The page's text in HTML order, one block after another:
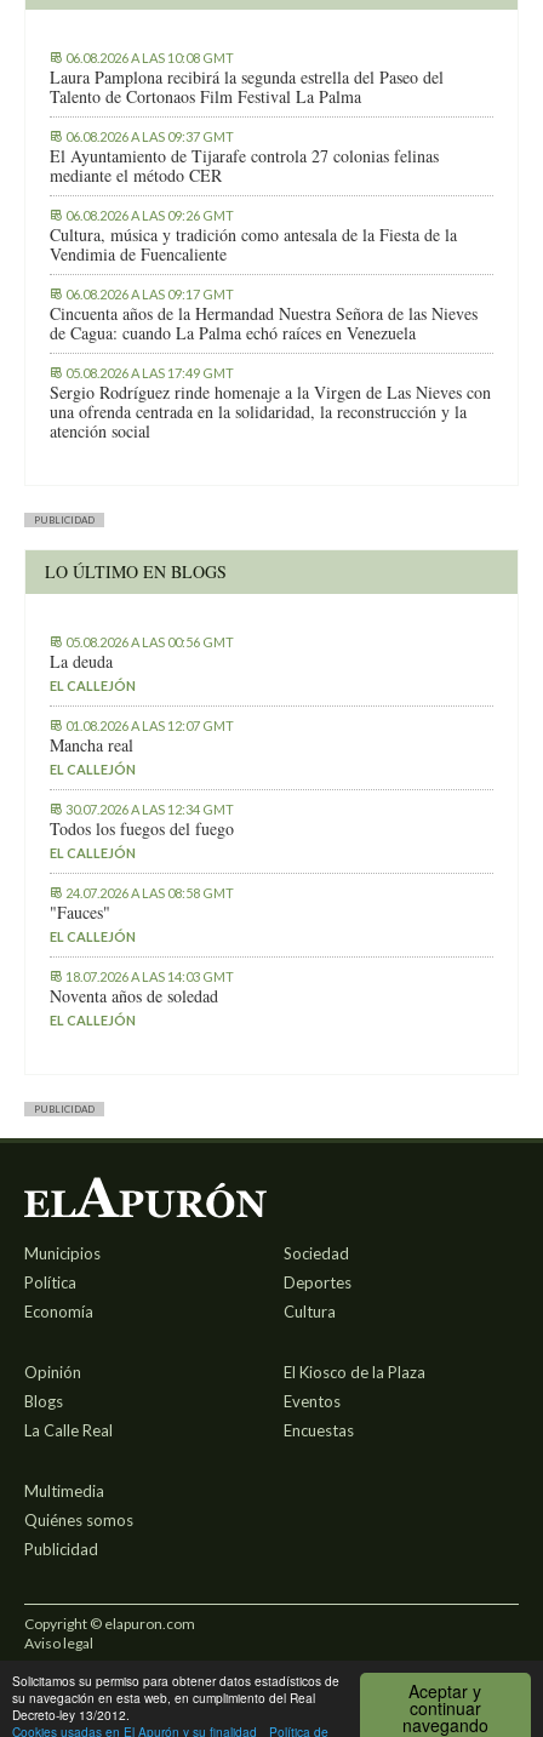
Aceptar y
continuar
navegando
Solicitamos su permiso para obtener datos estadísticos de
su navegación en esta web, en cumplimiento del Real
Decreto-ley 13/2012.
Cookies usadas en El Apurón y su finalidad
Política de
06.08.2026 A LAS 10:08 GMT
Laura Pamplona recibirá la segunda estrella del Paseo del
Talento de Cortonaos Film Festival La Palma
06.08.2026 A LAS 09:37 GMT
El Ayuntamiento de Tijarafe controla 27 colonias felinas
mediante el método CER
06.08.2026 A LAS 09:26 GMT
Cultura, música y tradición como antesala de la Fiesta de la
Vendimia de Fuencaliente
06.08.2026 A LAS 09:17 GMT
Cincuenta años de la Hermandad Nuestra Señora de las Nieves
de Cagua: cuando La Palma echó raíces en Venezuela
05.08.2026 A LAS 17:49 GMT
Sergio Rodríguez rinde homenaje a la Virgen de Las Nieves con
una ofrenda centrada en la solidaridad, la reconstrucción y la
atención social
PUBLICIDAD
LO ÚLTIMO EN BLOGS
05.08.2026 A LAS 00:56 GMT
La deuda
EL CALLEJÓN
01.08.2026 A LAS 12:07 GMT
Mancha real
EL CALLEJÓN
30.07.2026 A LAS 12:34 GMT
Todos los fuegos del fuego
EL CALLEJÓN
24.07.2026 A LAS 08:58 GMT
"Fauces"
EL CALLEJÓN
18.07.2026 A LAS 14:03 GMT
Noventa años de soledad
EL CALLEJÓN
PUBLICIDAD
Municipios
Política
Economía
Sociedad
Deportes
Cultura
Opinión
Blogs
La Calle Real
El Kiosco de la Plaza
Eventos
Encuestas
Multimedia
Quiénes somos
Publicidad
Copyright © elapuron.com
Aviso legal
Política de privacidad
Uso de cookies